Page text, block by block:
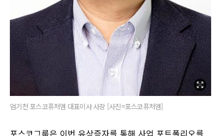
엄기천 포스코퓨처엠 대표이사 사장 [사진=포스코퓨처엠]
포스코그룹은 이번 유상증자를 통해 사업 포트폴리오를